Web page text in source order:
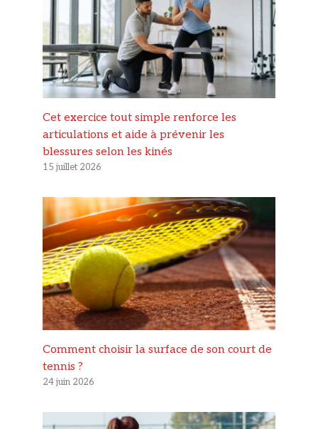
Cet exercice tout simple renforce les
articulations et aide à prévenir les
blessures selon les kinés
15 juillet 2026
Comment choisir la surface de son court de
tennis ?
24 juin 2026